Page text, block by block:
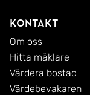
Kontakt
Om oss
Hitta mäklare
Värdera bostad
Värdebevakaren